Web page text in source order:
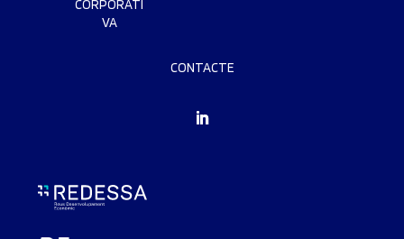
CORPORATI
VA
CONTACTE